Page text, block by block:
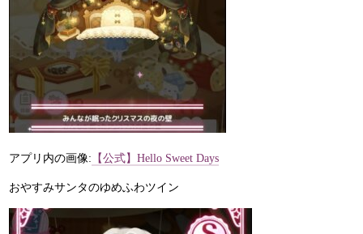
アプリ内の画像: 【公式】Hello Sweet Days
おやすみサンタのゆめふわツイン